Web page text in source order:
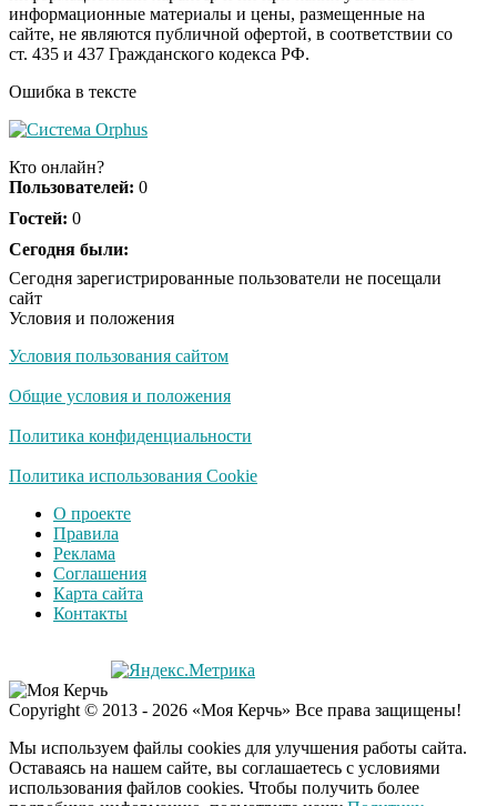
i
Ролик из Омска: вы
будете смеяться долго
Королева вагона
информационные материалы и цены, размещенные на
сайте, не являются публичной офертой, в соответствии со
ст. 435 и 437 Гражданского кодекса РФ.
Ошибка в тексте
Кто онлайн?
Пользователей: 0
Гостей: 0
Сегодня были:
Сегодня зарегистрированные пользователи не посещали
сайт
Условия и положения
Условия пользования сайтом
Общие условия и положения
Политика конфиденциальности
Политика использования Cookie
О проекте
Правила
Реклама
Соглашения
Карта сайта
Контакты
Copyright © 2013 - 2026 «Моя Керчь» Все права защищены!
Мы используем файлы cookies для улучшения работы сайта.
Оставаясь на нашем сайте, вы соглашаетесь с условиями
использования файлов cookies. Чтобы получить более